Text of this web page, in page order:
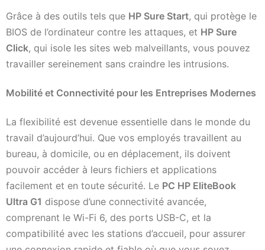
Grâce à des outils tels que HP Sure Start, qui protège le
BIOS de l’ordinateur contre les attaques, et HP Sure
Click, qui isole les sites web malveillants, vous pouvez
travailler sereinement sans craindre les intrusions.
Mobilité et Connectivité pour les Entreprises Modernes
La flexibilité est devenue essentielle dans le monde du
travail d’aujourd’hui. Que vos employés travaillent au
bureau, à domicile, ou en déplacement, ils doivent
pouvoir accéder à leurs fichiers et applications
facilement et en toute sécurité. Le PC HP EliteBook
Ultra G1 dispose d’une connectivité avancée,
comprenant le Wi-Fi 6, des ports USB-C, et la
compatibilité avec les stations d’accueil, pour assurer